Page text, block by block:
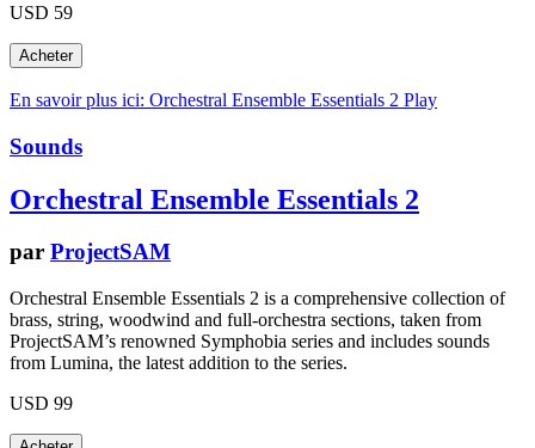
USD 59
En savoir plus ici: Orchestral Ensemble Essentials 2 Play
Sounds
Orchestral Ensemble Essentials 2
par ProjectSAM
Orchestral Ensemble Essentials 2 is a comprehensive collection of
brass, string, woodwind and full-orchestra sections, taken from
ProjectSAM’s renowned Symphobia series and includes sounds
from Lumina, the latest addition to the series.
USD 99